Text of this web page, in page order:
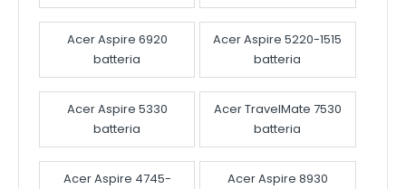
Acer Aspire 6920
batteria
Acer Aspire 5220-1515
batteria
Acer Aspire 5330
batteria
Acer TravelMate 7530
batteria
Acer Aspire 4745-
Acer Aspire 8930